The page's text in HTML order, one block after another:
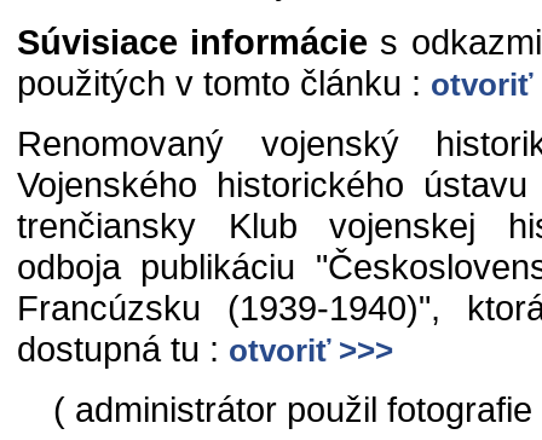
Súvisiace informácie s
použitých v tomto článku : otvoriť
Renomovaný vojenský
Vojenského historického
trenčiansky Klub vojenskej
odboja publikáciu
Francúzsku (1939-1940)",
dostupná tu : otvoriť >>>
( administrátor použil